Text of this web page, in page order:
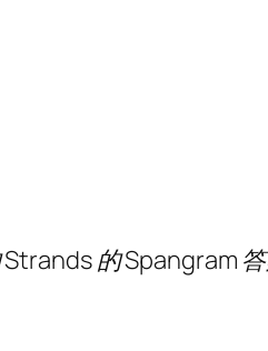
Strands 的 Spangram